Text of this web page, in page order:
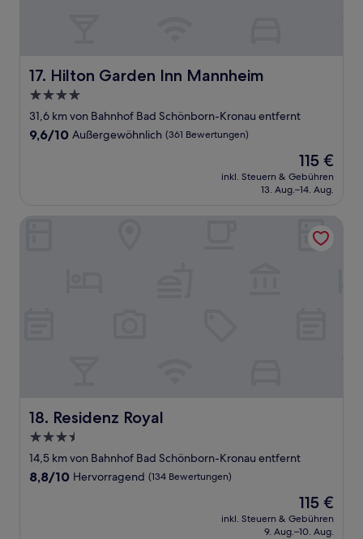
17. Hilton Garden Inn Mannheim
Hilton Garden Inn Mannheim
4.0-
Sterne-
Unterkunft
31,6 km von Bahnhof Bad Schönborn-Kronau entfernt
9.6
9,6/10 Außergewöhnlich (361 Bewertungen)
Der
Preis
beträgt
115 €
inkl. Steuern & Gebühren
13. Aug.–14. Aug.
18. Residenz Royal
Residenz Royal
3.5-
Sterne-
Unterkunft
14,5 km von Bahnhof Bad Schönborn-Kronau entfernt
8.8
8,8/10 Hervorragend (134 Bewertungen)
Der
Preis
beträgt
115 €
inkl. Steuern & Gebühren
9. Aug.–10. Aug.